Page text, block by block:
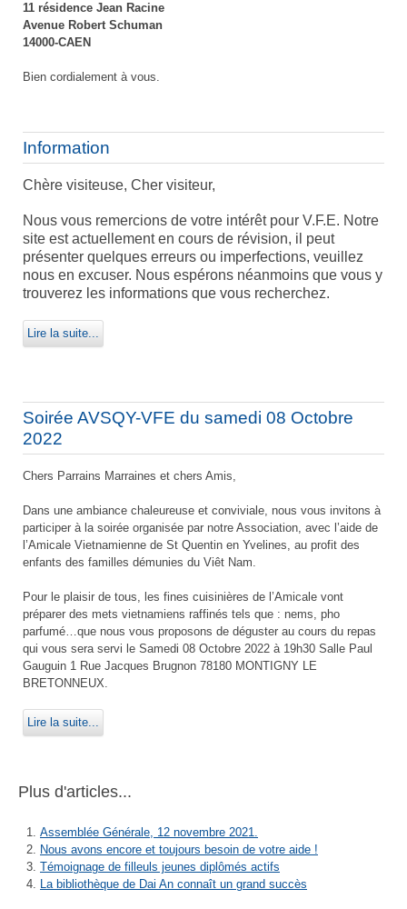
11 résidence Jean Racine
Avenue Robert Schuman
14000-CAEN
Bien cordialement à vous.
Information
Chère visiteuse, Cher visiteur,
Nous vous remercions de votre intérêt pour V.F.E. Notre
site est actuellement en cours de révision, il peut
présenter quelques erreurs ou imperfections, veuillez
nous en excuser. Nous espérons néanmoins que vous y
trouverez les informations que vous recherchez.
Lire la suite...
Soirée AVSQY-VFE du samedi 08 Octobre
2022
Chers Parrains Marraines et chers Amis,
Dans une ambiance chaleureuse et conviviale, nous vous invitons à
participer à la soirée organisée par notre Association, avec l’aide de
l’Amicale Vietnamienne de St Quentin en Yvelines, au profit des
enfants des familles démunies du Viêt Nam.
Pour le plaisir de tous, les fines cuisinières de l’Amicale vont
préparer des mets vietnamiens raffinés tels que : nems, pho
parfumé…que nous vous proposons de déguster au cours du repas
qui vous sera servi le Samedi 08 Octobre 2022 à 19h30 Salle Paul
Gauguin 1 Rue Jacques Brugnon 78180 MONTIGNY LE
BRETONNEUX.
Lire la suite...
Plus d'articles...
Assemblée Générale, 12 novembre 2021.
Nous avons encore et toujours besoin de votre aide !
Témoignage de filleuls jeunes diplômés actifs
La bibliothèque de Dai An connaît un grand succès